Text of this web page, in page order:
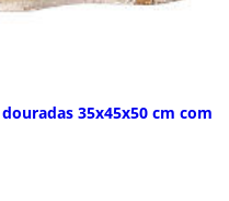
35x45x50 cm com